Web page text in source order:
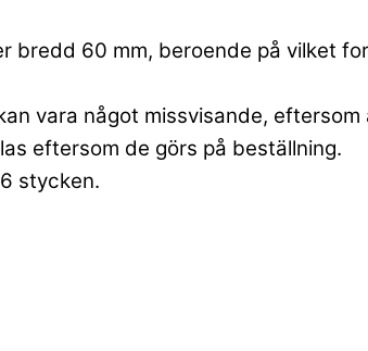
bredd 60 mm, beroende på vilket
vara något missvisande, eftersom
eftersom de görs på beställning.
stycken.